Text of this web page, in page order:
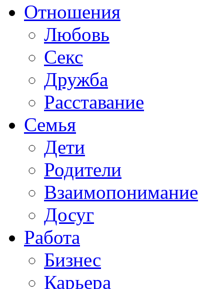
Отношения
Любовь
Секс
Дружба
Расставание
Семья
Дети
Родители
Взаимопонимание
Досуг
Работа
Бизнес
Карьера